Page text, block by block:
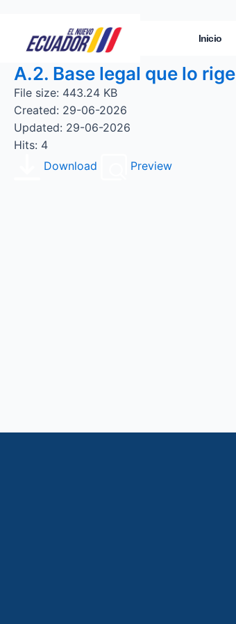
Inicio
A.2. Base legal que lo rige
File size: 443.24 KB
Created: 29-06-2026
Updated: 29-06-2026
Hits: 4
Download
Preview